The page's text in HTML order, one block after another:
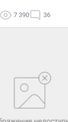
7 390 36